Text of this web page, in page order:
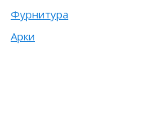
Фурнитура
Арки